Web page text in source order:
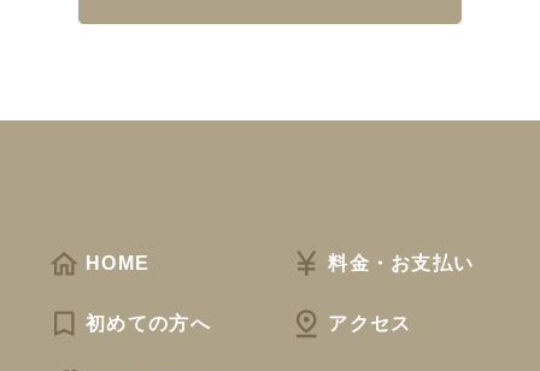
HOME
初めての方へ
料金・お支払い
アクセス